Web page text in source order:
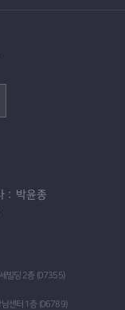
박윤종
빌딩 2층 (07355)
남센터 1층 (06789)